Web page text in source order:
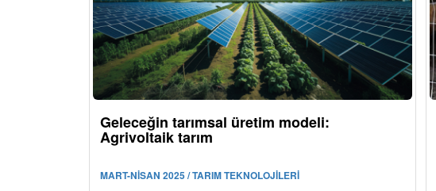
Geleceğin tarımsal üretim modeli:
Agrivoltaik tarım
MART-NİSAN 2025 / TARIM TEKNOLOJİLERİ